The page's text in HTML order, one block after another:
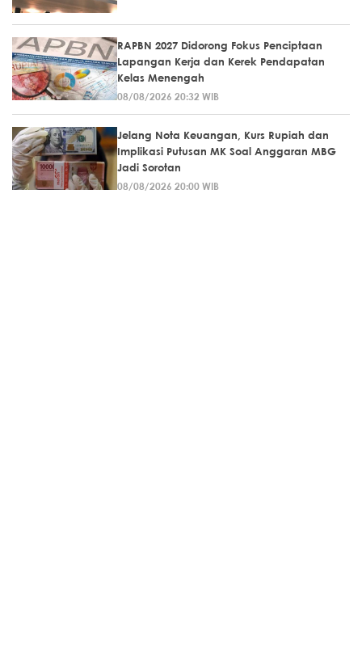
RAPBN 2027 Didorong Fokus Penciptaan
Lapangan Kerja dan Kerek Pendapatan
Kelas Menengah
08/08/2026 20:32 WIB
Jelang Nota Keuangan, Kurs Rupiah dan
Implikasi Putusan MK Soal Anggaran MBG
Jadi Sorotan
08/08/2026 20:00 WIB